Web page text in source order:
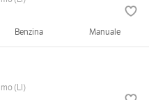
Benzina Manuale
(LI)